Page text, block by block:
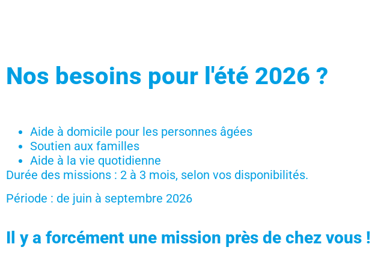
Nos besoins pour l'été 2026 ?
Aide à domicile pour les personnes âgées
Soutien aux familles
Aide à la vie quotidienne
Durée des missions : 2 à 3 mois, selon vos disponibilités.
Période : de juin à septembre 2026
Il y a forcément une mission près de chez vous !